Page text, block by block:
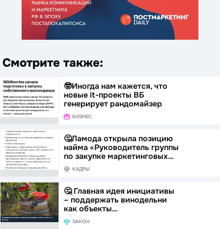
Смотрите также:
🤓Иногда нам кажется, что
новые it-проекты ВБ
генерирует рандомайзер
БИЗНЕС
🤔Ламода открыла позицию
найма «Руководитель группы
по закупке маркетинговых…
КАДРЫ
🤔 Главная идея инициативы
– поддержать винодельни
как объекты…
ЗАКОН